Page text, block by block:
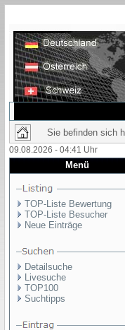
Sie befinden sich
09.08.2026 - 04:41 Uhr
Menü
TOP-Liste Bewertung
TOP-Liste Besucher
Neue Einträge
Detailsuche
Livesuche
TOP100
Suchtipps